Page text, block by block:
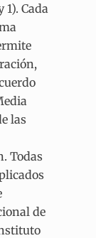
Cada
las
Todas
de